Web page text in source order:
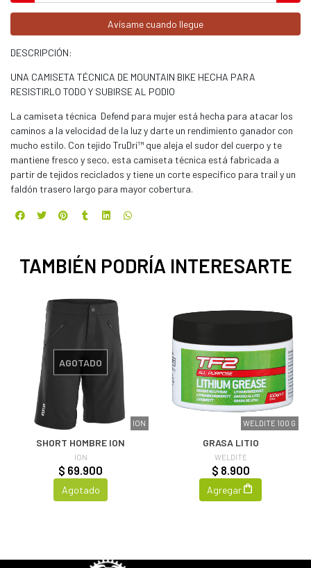
Avísame cuando llegue
DESCRIPCIÓN:
UNA CAMISETA TÉCNICA DE MOUNTAIN BIKE HECHA PARA
RESISTIRLO TODO Y SUBIRSE AL PODIO
La camiseta técnica Defend para mujer está hecha para atacar los
caminos a la velocidad de la luz y darte un rendimiento ganador con
mucho estilo. Con tejido TruDri™ que aleja el sudor del cuerpo y te
mantiene fresco y seco, esta camiseta técnica está fabricada a
partir de tejidos reciclados y tiene un corte específico para trail y un
faldón trasero largo para mayor cobertura.
TAMBIÉN PODRÍA INTERESARTE
ION
AGOTADO
SHORT HOMBRE ION
ION
$ 69.900
Agotado
WELDITE 100 G
GRASA LITIO
WELDITE
$ 8.900
Agregar